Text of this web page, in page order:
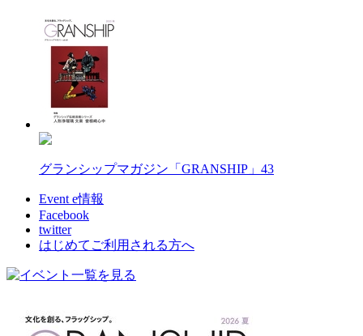
グランシップマガジン「GRANSHIP」43
Event e情報
Facebook
twitter
はじめてご利用される方へ